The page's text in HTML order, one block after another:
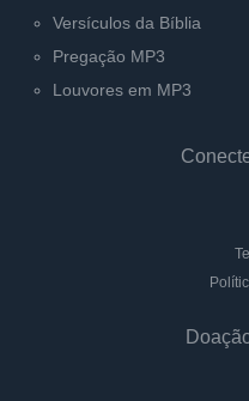
Versículos da Bíblia
Pregação MP3
Louvores em MP3